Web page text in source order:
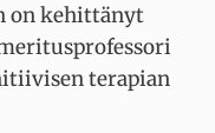
on kehittänyt
terapian